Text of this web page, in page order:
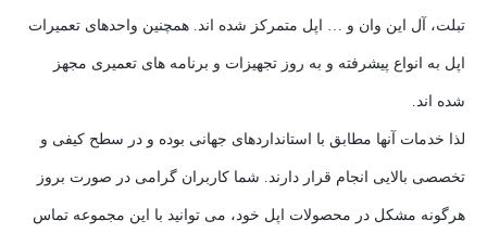
تبلت، آل این وان و … اپل متمرکز شده اند. همچنین واحدهای تعمیرات
اپل به انواع پیشرفته و به روز تجهیزات و برنامه های تعمیری مجهز
شده اند.
لذا خدمات آنها مطابق با استانداردهای جهانی بوده و در سطح کیفی و
تخصصی بالایی انجام قرار دارند. شما کاربران گرامی در صورت بروز
هرگونه مشکل در محصولات اپل خود، می توانید با این مجموعه تماس